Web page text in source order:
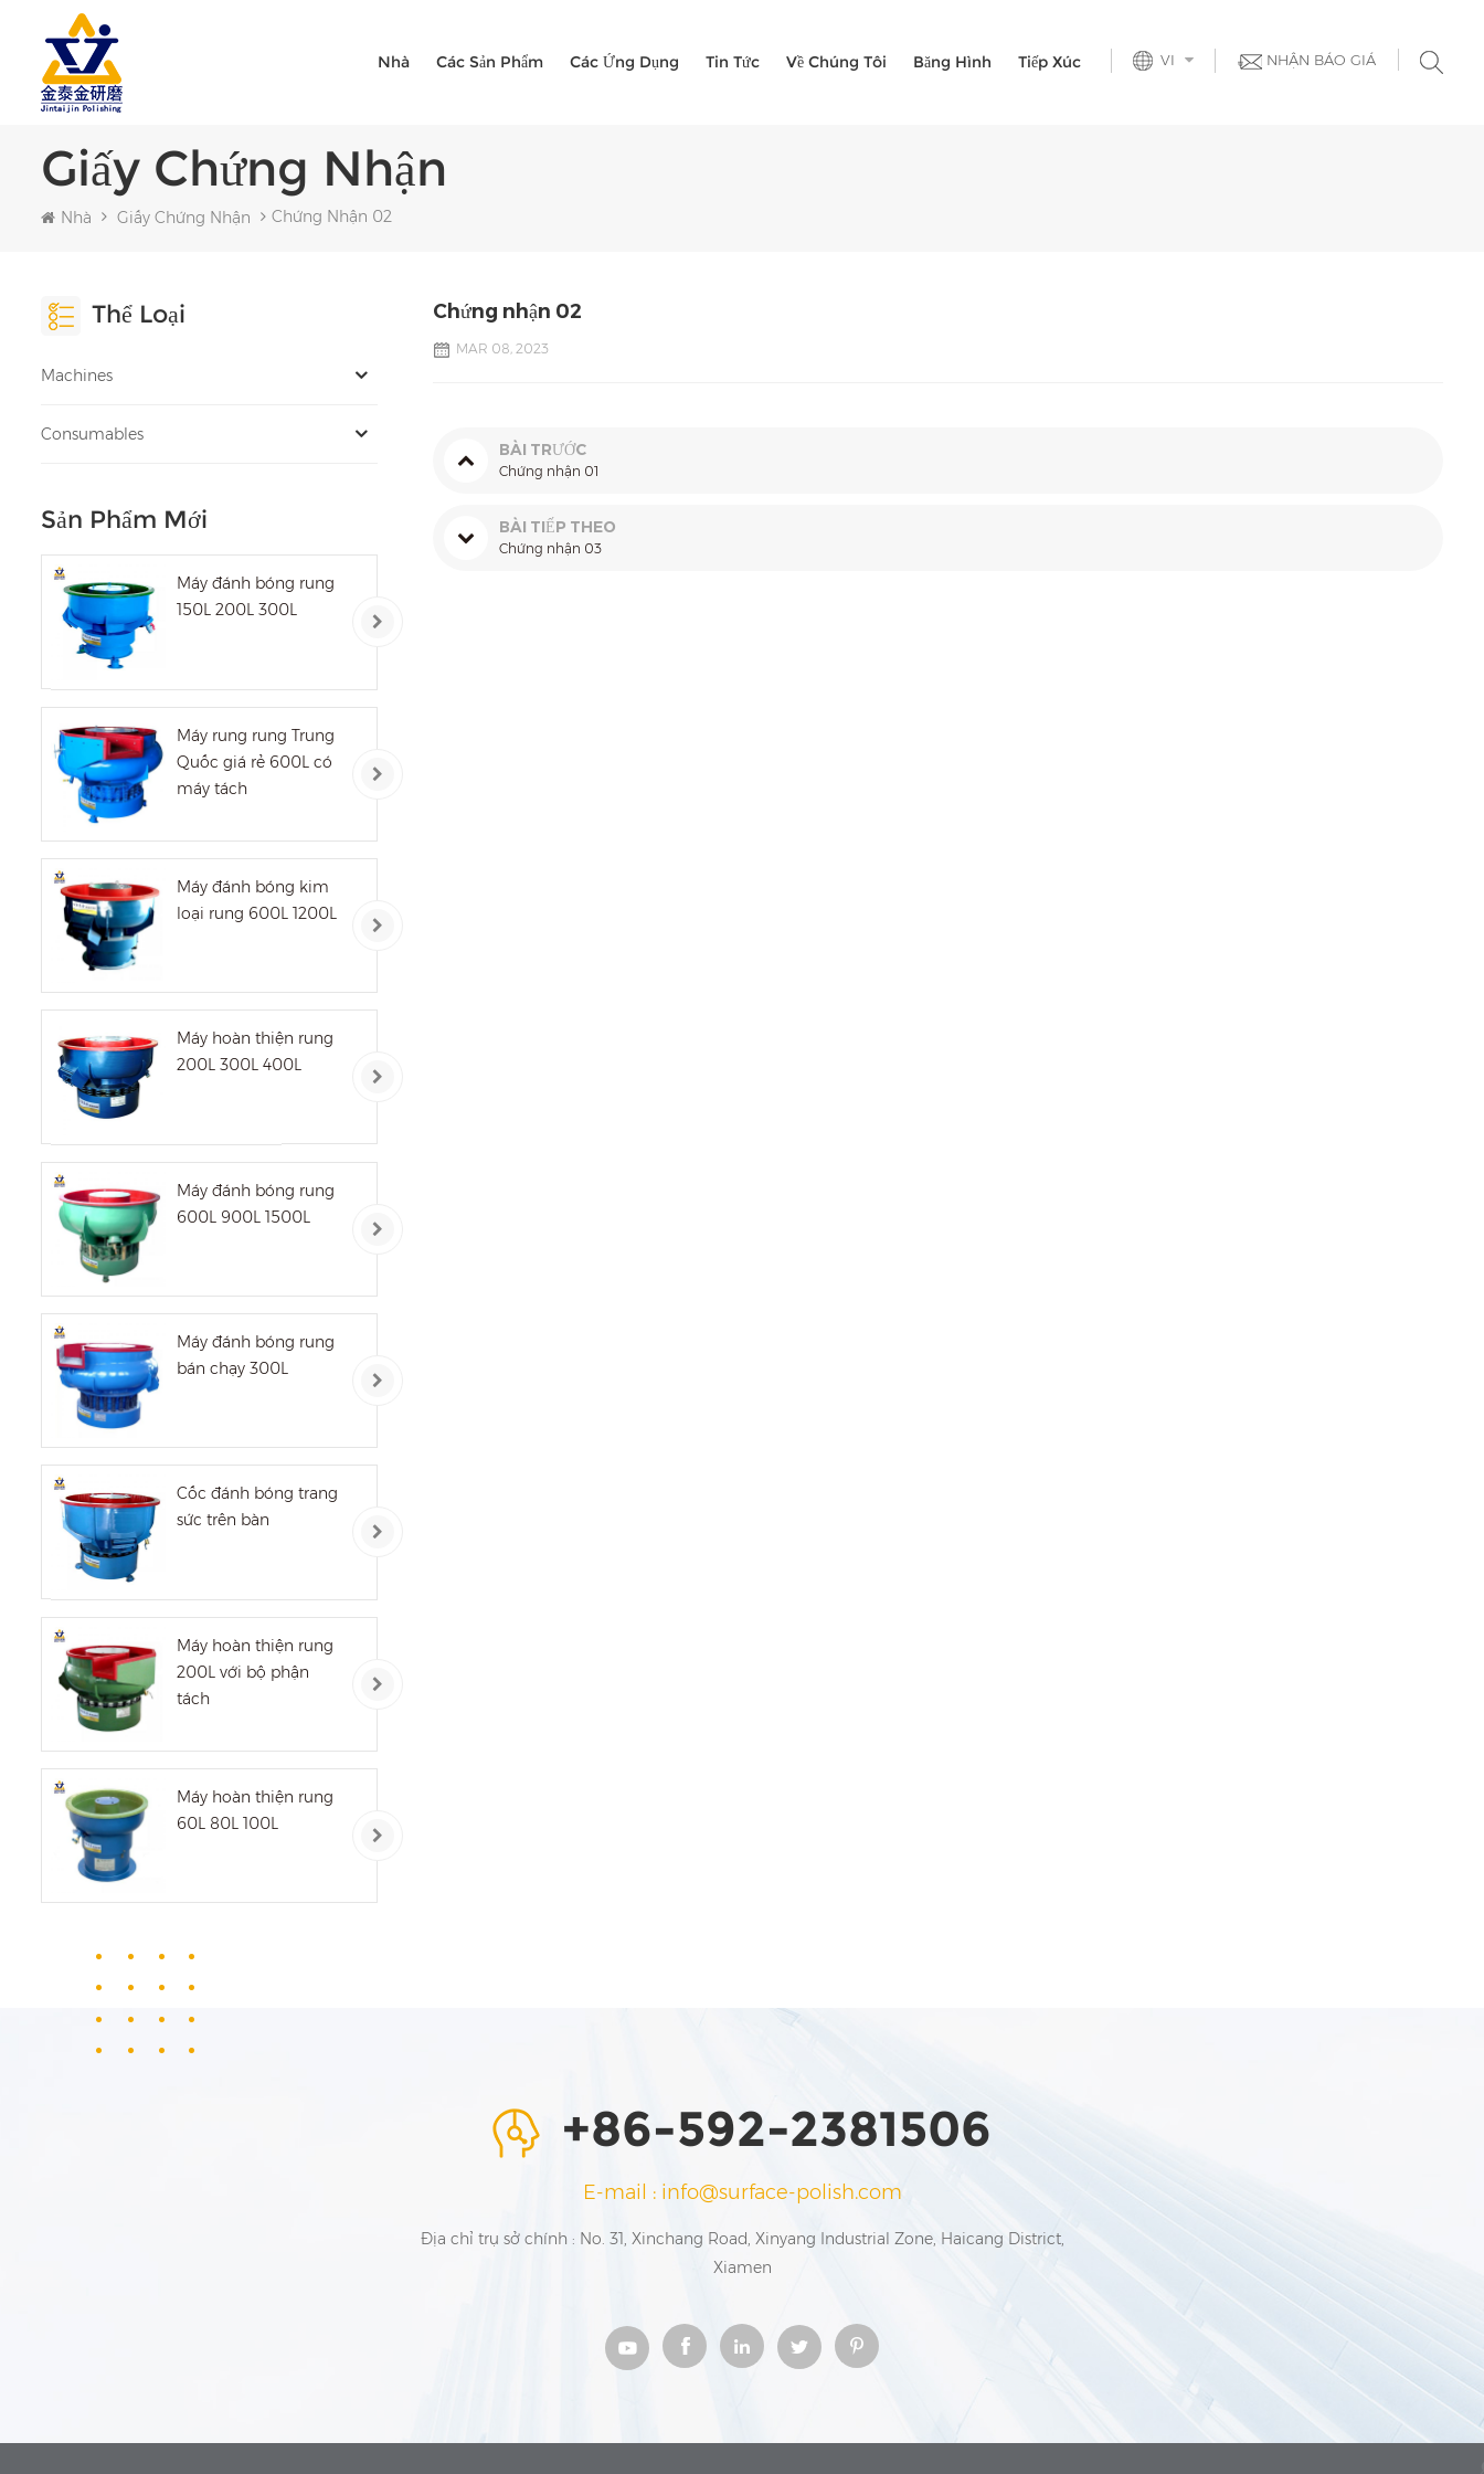
NHẬN BÁO GIÁ
VI
Nhà Các Sản Phẩm Các Ứng Dụng Tin Tức Về Chúng Tôi Băng Hình Tiếp Xúc
Giấy Chứng Nhận
Nhà Giấy Chứng Nhận Chứng Nhận 02
Thể Loại
Machines
Consumables
Sản Phẩm Mới
Máy đánh bóng rung
150L 200L 300L
Máy rung rung Trung
Quốc giá rẻ 600L có
máy tách
Máy đánh bóng kim
loại rung 600L 1200L
Máy hoàn thiện rung
200L 300L 400L
Máy đánh bóng rung
600L 900L 1500L
Máy đánh bóng rung
bán chạy 300L
Cốc đánh bóng trang
sức trên bàn
Máy hoàn thiện rung
200L với bộ phận
tách
Máy hoàn thiện rung
60L 80L 100L
Chứng nhận 02
MAR 08, 2023
BÀI TRƯỚC
Chứng nhận 01
BÀI TIẾP THEO
Chứng nhận 03
+86-592-2381506
E-mail : info@surface-polish.com
Địa chỉ trụ sở chính : No. 31, Xinchang Road, Xinyang Industrial Zone, Haicang District,
Xiamen